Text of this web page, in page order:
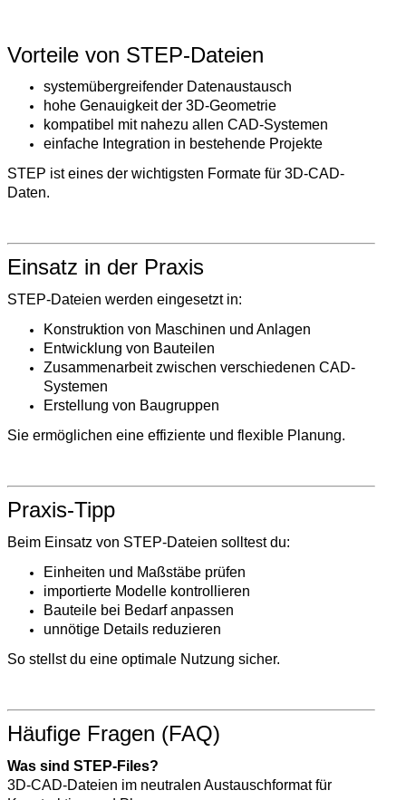
Vorteile von STEP-Dateien
systemübergreifender Datenaustausch
hohe Genauigkeit der 3D-Geometrie
kompatibel mit nahezu allen CAD-Systemen
einfache Integration in bestehende Projekte
STEP ist eines der wichtigsten Formate für 3D-CAD-
Daten.
Einsatz in der Praxis
STEP-Dateien werden eingesetzt in:
Konstruktion von Maschinen und Anlagen
Entwicklung von Bauteilen
Zusammenarbeit zwischen verschiedenen CAD-
Systemen
Erstellung von Baugruppen
Sie ermöglichen eine effiziente und flexible Planung.
Praxis-Tipp
Beim Einsatz von STEP-Dateien solltest du:
Einheiten und Maßstäbe prüfen
importierte Modelle kontrollieren
Bauteile bei Bedarf anpassen
unnötige Details reduzieren
So stellst du eine optimale Nutzung sicher.
Häufige Fragen (FAQ)
Was sind STEP-Files?
3D-CAD-Dateien im neutralen Austauschformat für